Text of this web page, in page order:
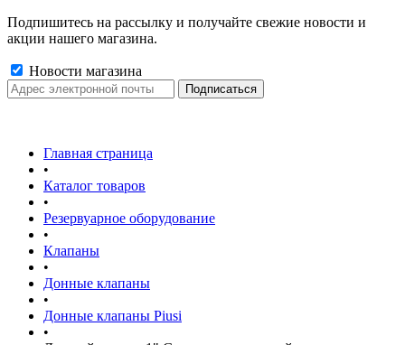
Подпишитесь на рассылку и получайте свежие новости и
акции нашего магазина.
Новости магазина
Главная страница
•
Каталог товаров
•
Резервуарное оборудование
•
Клапаны
•
Донные клапаны
•
Донные клапаны Piusi
•